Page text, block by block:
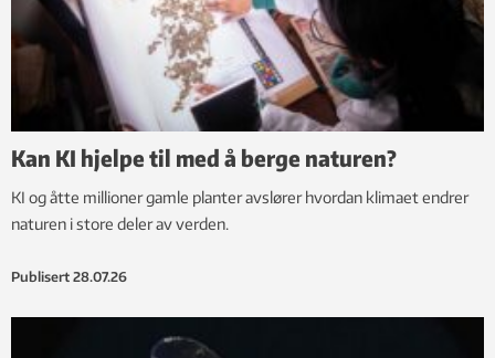
Kan KI hjelpe til med å berge naturen?
KI og åtte millioner gamle planter avslører hvordan klimaet endrer
naturen i store deler av verden.
Publisert 28.07.26